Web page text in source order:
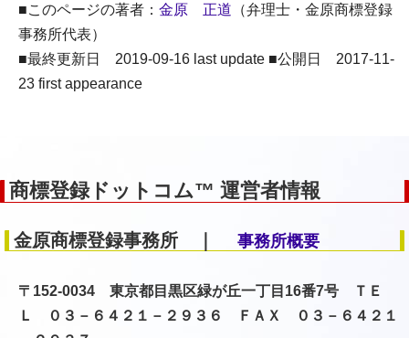
■このページの著者： 金原 正道 （弁理士・金原商標登録
事務所代表）
■最終更新日 2019-09-16 last update ■公開日 2017-11-
23 first appearance
商標登録ドットコム™ 運営者情報
金原商標登録事務所 ｜ 事務所概要
〒152-0034 東京都目黒区緑が丘一丁目16番7号 ＴＥ
Ｌ ０３－６４２１－２９３６ ＦＡＸ ０３－６４２１